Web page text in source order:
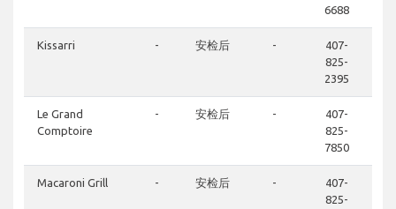
6688
Kissarri - 安检后 -
407-
825-
2395
Le Grand
Comptoire
- 安检后 -
407-
825-
7850
Macaroni Grill - 安检后 -
407-
825-